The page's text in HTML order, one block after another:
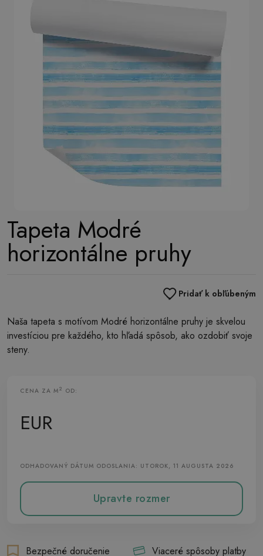
Tapeta Modré
horizontálne pruhy
Pridať k obľúbeným
Naša tapeta s motívom Modré horizontálne pruhy je skvelou
investíciou pre každého, kto hľadá spôsob, ako ozdobiť svoje
steny.
CENA ZA M2 OD:
EUR
ODHADOVANÝ DÁTUM ODOSLANIA: UTOROK, 11 AUGUSTA 2026
Upravte rozmer
Bezpečné doručenie Viaceré spôsoby platby